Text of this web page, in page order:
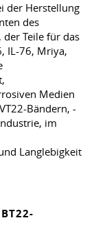
der Herstellung
des
der Teile für das
IL-76, Mriya,
Medien
Bändern, -
im
Langlebigkeit